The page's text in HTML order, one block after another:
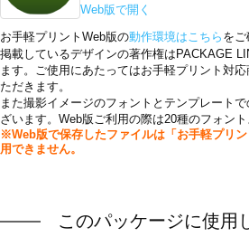
Web版で開く
お手軽プリントWeb版の動作環境はこちら をご
掲載しているデザインの著作権はPACKAGE
ます。ご使用にあたってはお手軽プリント対
ただきます。
また撮影イメージのフォントとテンプレート
ざいます。Web版ご利用の際は20種のフォント
※Web版で保存したファイルは「お手軽プリ
用できません。
このパッケージに使用